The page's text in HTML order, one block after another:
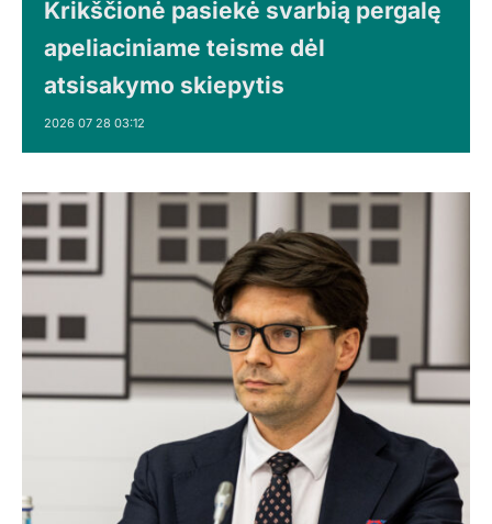
Krikščionė pasiekė svarbią pergalę
apeliaciniame teisme dėl
atsisakymo skiepytis
2026 07 28 03:12